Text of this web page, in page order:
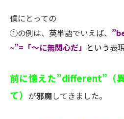
僕にとっての
①の例は、英単語でいえば、
~”= 「〜に無関心だ」 という表
前に憶えた”different”（
て） が邪魔してきました。